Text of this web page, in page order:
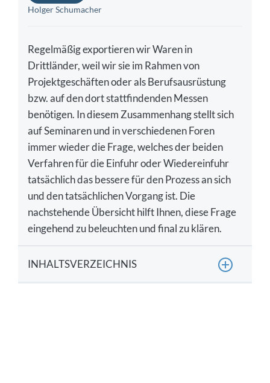
Holger Schumacher
Regelmäßig exportieren wir Waren in
Drittländer, weil wir sie im Rahmen von
Projektgeschäften oder als Berufsausrüstung
bzw. auf den dort stattfindenden Messen
benötigen. In diesem Zusammenhang stellt sich
auf Seminaren und in verschiedenen Foren
immer wieder die Frage, welches der beiden
Verfahren für die Einfuhr oder Wiedereinfuhr
tatsächlich das bessere für den Prozess an sich
und den tatsächlichen Vorgang ist. Die
nachstehende Übersicht hilft Ihnen, diese Frage
eingehend zu beleuchten und final zu klären.
INHALTSVERZEICHNIS